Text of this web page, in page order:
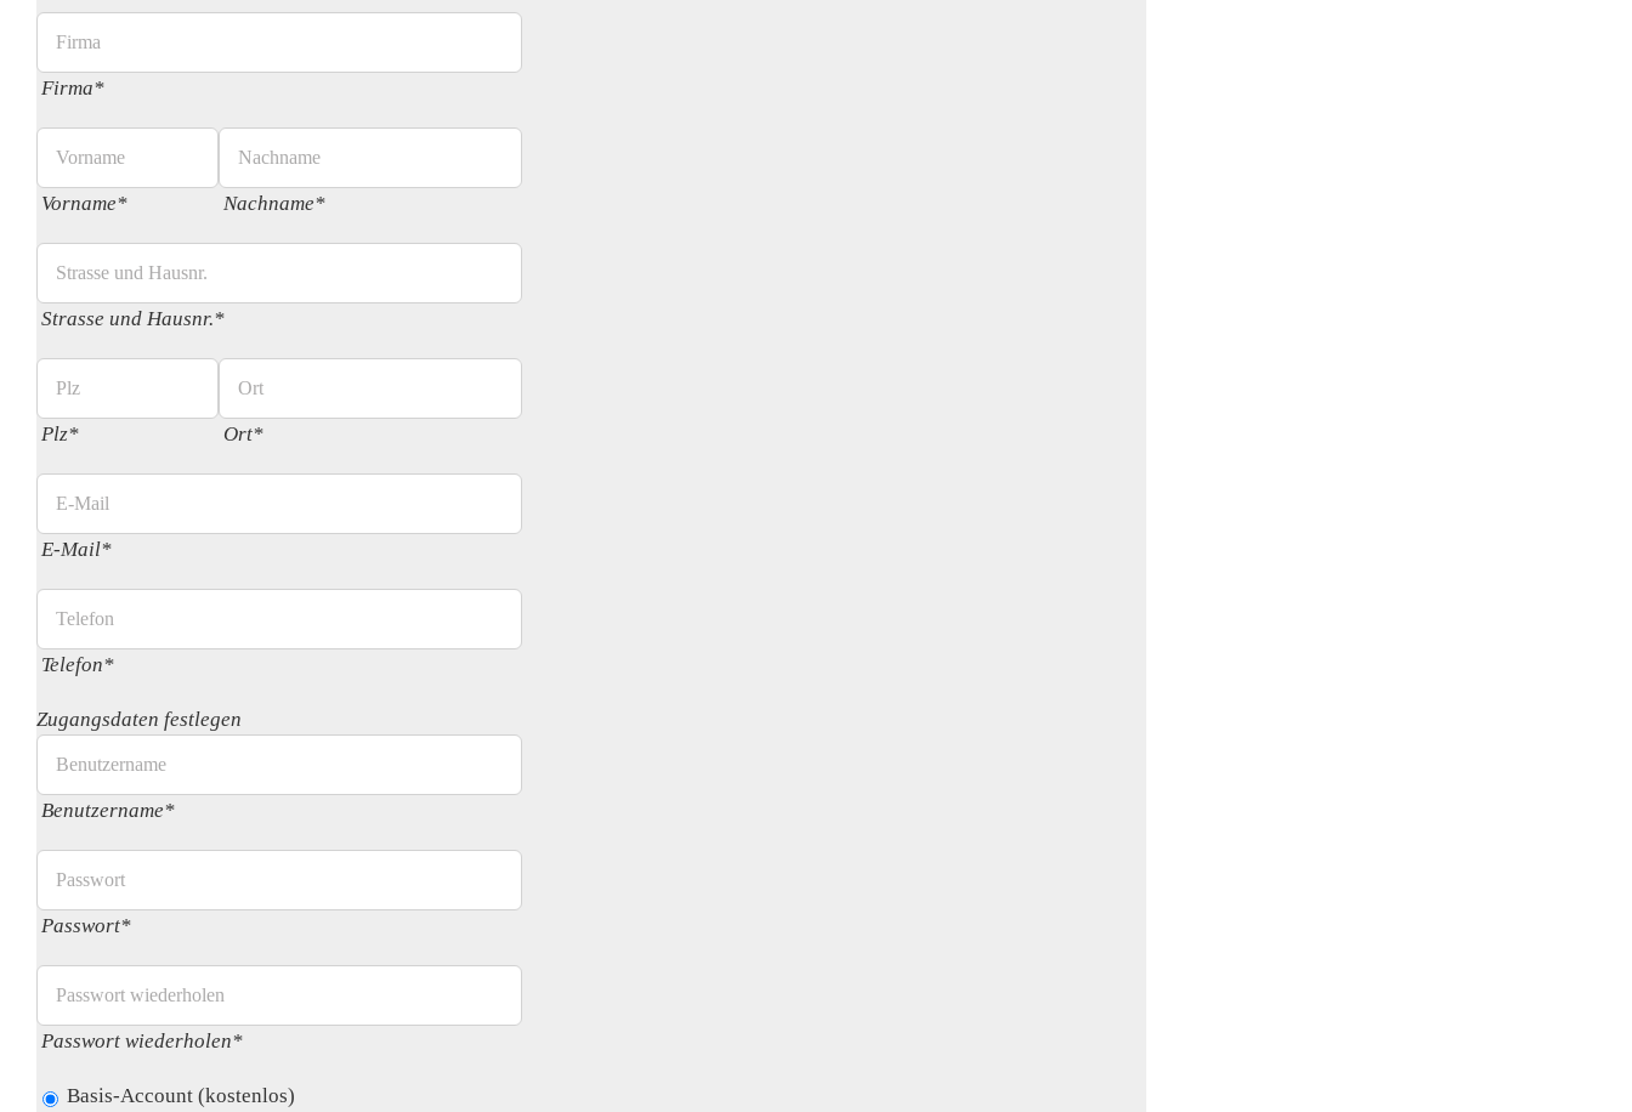
Firma*
Vorname* Nachname*
Strasse und Hausnr.*
Plz* Ort*
E-Mail*
Telefon*
Zugangsdaten festlegen
Benutzername*
Passwort*
Passwort wiederholen*
Basis-Account (kostenlos)